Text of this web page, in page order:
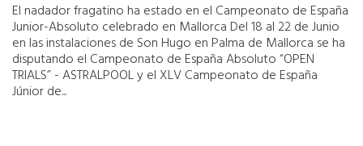
El nadador fragatino ha estado en el Campeonato de España
Junior-Absoluto celebrado en Mallorca Del 18 al 22 de Junio
en las instalaciones de Son Hugo en Palma de Mallorca se ha
disputando el Campeonato de España Absoluto “OPEN
TRIALS” - ASTRALPOOL y el XLV Campeonato de España
Júnior de...